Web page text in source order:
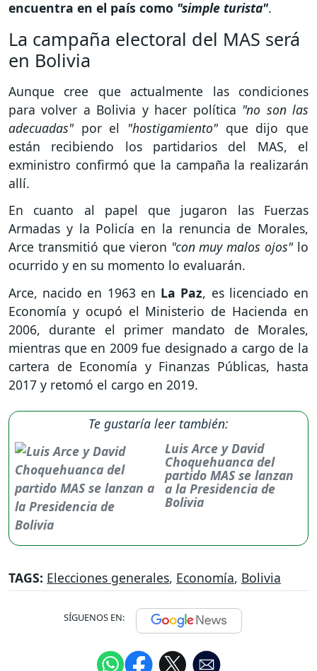
encuentra en el país como "simple turista".
La campaña electoral del MAS será
en Bolivia
Aunque cree que actualmente las condiciones
para volver a Bolivia y hacer política "no son las
adecuadas"por el "hostigamiento"que dijo que
están recibiendo los partidarios del MAS, el
exministro confirmó que la campaña la realizarán
allí.
En cuanto al papel que jugaron las Fuerzas
Armadas y la Policía en la renuncia de Morales,
Arce transmitió que vieron "con muy malos ojos" lo
ocurrido y en su momento lo evaluarán.
Arce, nacido en 1963 en La Paz, es licenciado en
Economía y ocupó el Ministerio de Hacienda en
2006, durante el primer mandato de Morales,
mientras que en 2009 fue designado a cargo de la
cartera de Economía y Finanzas Públicas, hasta
2017 y retomó el cargo en 2019.
Te gustaría leer también:
Luis Arce y David
Choquehuanca del
partido MAS se lanzan
a la Presidencia de
Bolivia
TAGS: Elecciones generales, Economía, Bolivia
SÍGUENOS EN: